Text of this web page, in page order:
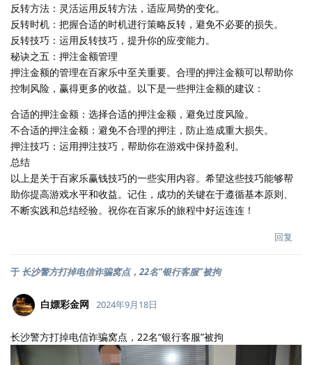
反转方法：灵活运用反转方法，适应局势的变化。
反转时机：把握合适的时机进行策略反转，避免不必要的损失。
反转技巧：运用反转技巧，提升你的应变能力。
秘诀之五：押注金额管理
押注金额的管理在百家乐中至关重要。合理的押注金额可以帮助你
控制风险，赢得更多的收益。以下是一些押注金额的建议：
合适的押注金额：选择合适的押注金额，避免过度风险。
不合适的押注金额：避免不合理的押注，防止造成重大损失。
押注技巧：运用押注技巧，帮助你在游戏中保持盈利。
总结
以上是关于百家乐赢钱技巧的一些实用内容。希望这些技巧能够帮
助你提高游戏水平和收益。记住，成功的关键在于遵循基本原则、
不断实践和总结经验。祝你在百家乐的旅程中好运连连！
回复
于 长沙警方打掉电信诈骗窝点，22名“银行客服”被拘
白嫖彩金网 2024年9月18日
长沙警方打掉电信诈骗窝点，22名“银行客服”被拘